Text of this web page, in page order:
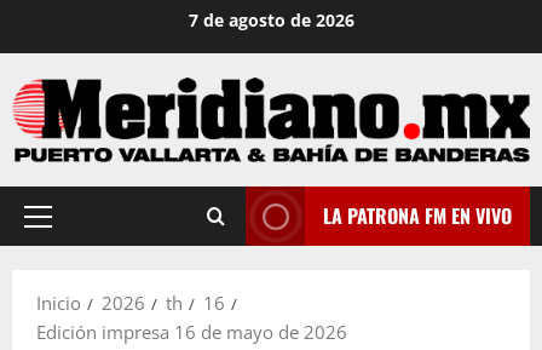
contenido
7 de agosto de 2026
Menú
LA PATRONA FM EN VIVO
Inicio 2026 th
16
Edición impresa 16 de mayo de 2026